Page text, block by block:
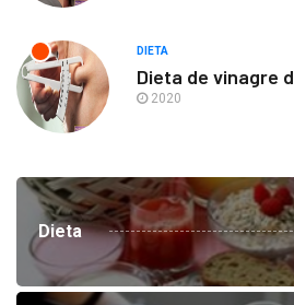
DIETA
Dieta de vinagre
2020
Dieta